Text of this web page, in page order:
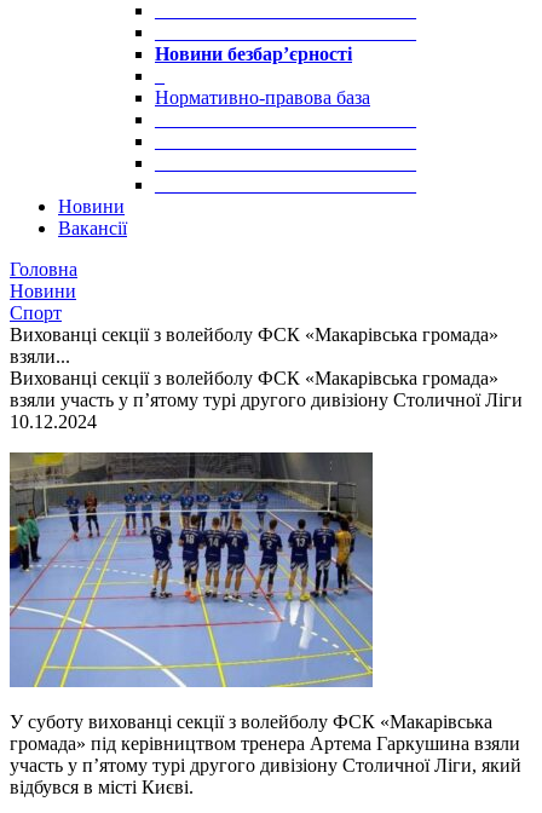
Новини безбар’єрності
Нормативно-правова база
Новини
Вакансії
Головна
Новини
Спорт
Вихованці секції з волейболу ФСК «Макарівська громада»
взяли...
Вихованці секції з волейболу ФСК «Макарівська громада»
взяли участь у п’ятому турі другого дивізіону Столичної Ліги
10.12.2024
У суботу вихованці секції з волейболу ФСК «Макарівська
громада» під керівництвом тренера Артема Гаркушина взяли
участь у п’ятому турі другого дивізіону Столичної Ліги, який
відбувся в місті Києві.